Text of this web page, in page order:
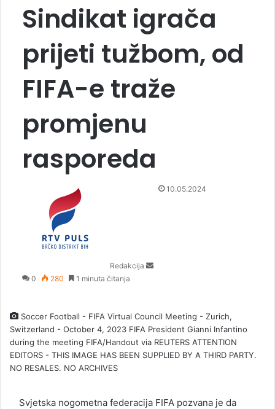
Sindikat igrača
prijeti tužbom, od
FIFA-e traže
promjenu
rasporeda
Redakcija
l
10.05.2024
0 280 1 minuta čitanja
Soccer Football - FIFA Virtual Council Meeting - Zurich,
Switzerland - October 4, 2023 FIFA President Gianni Infantino
during the meeting FIFA/Handout via REUTERS ATTENTION
EDITORS - THIS IMAGE HAS BEEN SUPPLIED BY A THIRD PARTY.
NO RESALES. NO ARCHIVES
Svjetska nogometna federacija FIFA pozvana je da